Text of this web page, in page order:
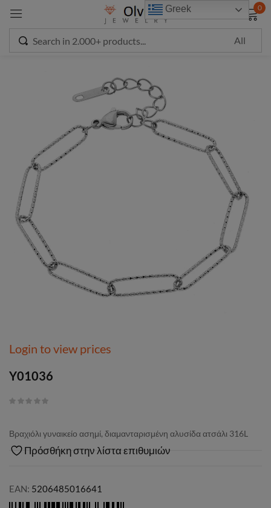
0
Login to view prices
Y01036
Βραχιόλι γυναικείο ασημί, διαμανταρισμένη αλυσίδα ατσάλι 316L
Πρόσθήκη στην λίστα επιθυμιών
EAN: 5206485016641
Greek
Sign in
Remember me Lost password?
modal-check